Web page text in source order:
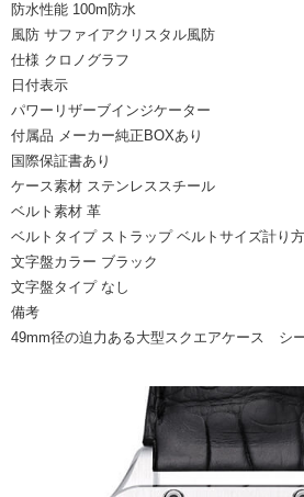
防水性能 100m防水
風防 サファイアクリスタル風防
仕様 クロノグラフ
日付表示
パワーリザーブインジケーター
付属品 メーカー純正BOXあり
国際保証書あり
ケース素材 ステンレススチール
ベルト素材 革
ベルトタイプ ストラップ ベルトサイズ計り方
文字盤カラー ブラック
文字盤タイプ なし
備考
49mm径の迫力ある大型スクエアケース シ